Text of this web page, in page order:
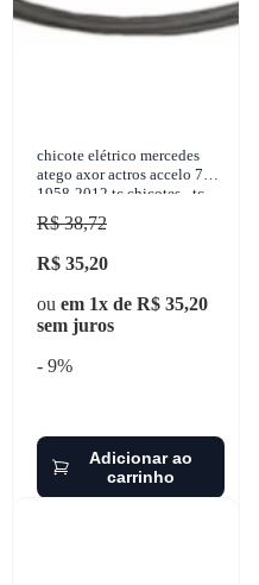
chicote elétrico mercedes
atego axor actros accelo 710
1958-2012 tc chicotes - tc
500.0702
R$ 38,72
R$ 35,20
ou em 1x de R$ 35,20
sem juros
- 9%
Adicionar ao
carrinho